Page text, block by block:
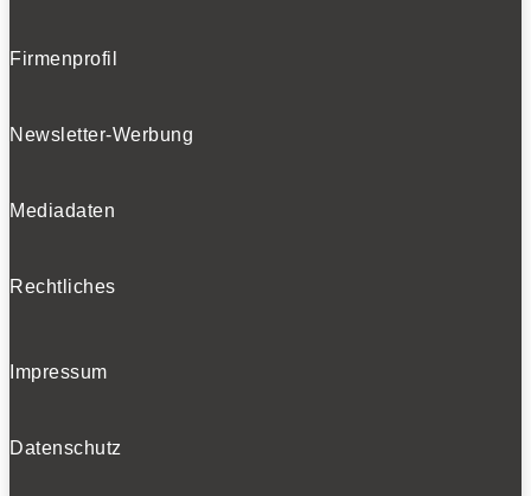
Firmenprofil
Newsletter-Werbung
Mediadaten
Rechtliches
Impressum
Datenschutz